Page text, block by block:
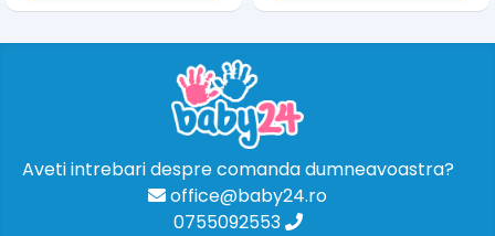
Aveti intrebari despre comanda dumneavoastra?
office@baby24.ro
0755092553